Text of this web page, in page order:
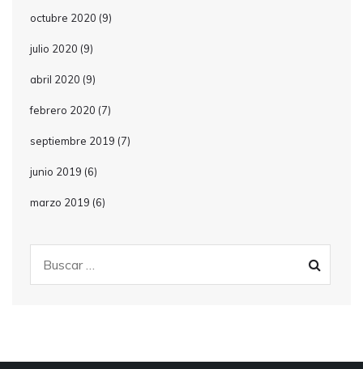
octubre 2020 (9)
julio 2020 (9)
abril 2020 (9)
febrero 2020 (7)
septiembre 2019 (7)
junio 2019 (6)
marzo 2019 (6)